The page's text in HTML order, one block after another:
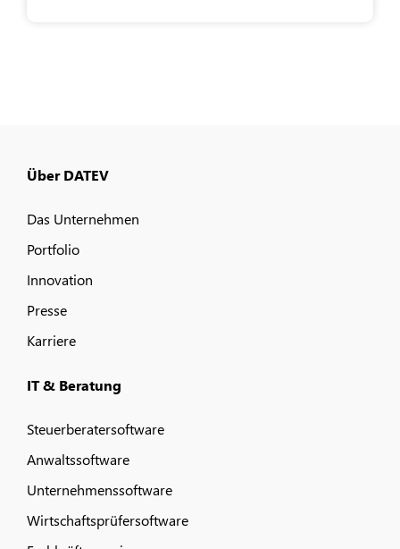
Über DATEV
Das Unternehmen
Portfolio
Innovation
Presse
Karriere
IT & Beratung
Steuerberatersoftware
Anwaltssoftware
Unternehmenssoftware
Wirtschaftsprüfersoftware